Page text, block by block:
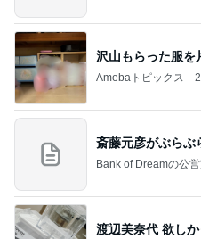
沢山もらった服を
Amebaトピックス
斎藤元彦がぶらぶ
Bank of Dreamの公
渡辺美奈代 欲し